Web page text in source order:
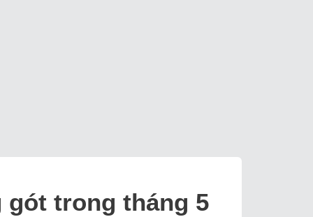
gót trong tháng 5